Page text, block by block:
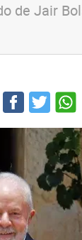
de Jair